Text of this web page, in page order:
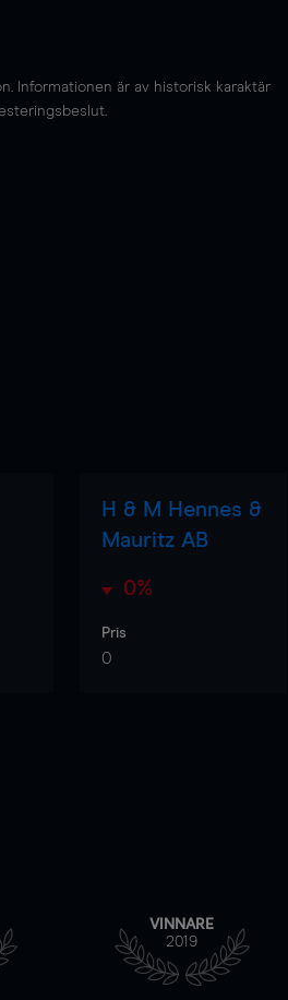
Informationen är av historisk karaktär
H & M Hennes &
Mauritz AB
0%
Pris
0
VINNARE
2019